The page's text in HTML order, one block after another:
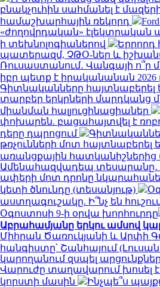
բնակչուհին սահմանել է
համաշխարհային ռեկորդ
«ժողովրդական» էլեկտրական
ի տեխնոլոգիաներով
պատերազմ, ՉԹՕ-ներ և
Ռուսաստանում․ Վանգայի ո՞ր
իբր պետք է իրականանան
Գիտնականները հայտնաբերել
տարբեր երկրների մարդկանց
միանման հալյուցինացիաներ
փոխարեն. բացահայտվել է
դերը դպրոցում
թռչունների մոտ հայտնաբերել
առանցքային հատկանիշներից
Ամենահազվադեպ տեսարանը․
ափերի մոտ դրոնը
կետի ծնունդը (տեսանյութ)
աստղագուշակը. Ի՞նչ են
Օգոստոսի 9-ի օրվա խորհուրդը
Աբրահամյանը երկու ամսով
Միհրան Ծառուկյանի և Արփի
հանգիստը՝ Շանհայում
կարողանում զսպել
Վարուժը տաղավարում խոսել
կորստի մասին
Ինչպե՞ս